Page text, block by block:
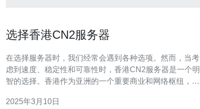
选择香港CN2服务器
在选择服务器时，我们经常会遇到各种选项。然而，当考
虑到速度、稳定性和可靠性时，香港CN2服务器是一个明
智的选择。香港作为亚洲的一个重要商业和网络枢纽，拥
和服务。 香港CN2服务器提供高速连接，可确保快速的数
2025年3月10日